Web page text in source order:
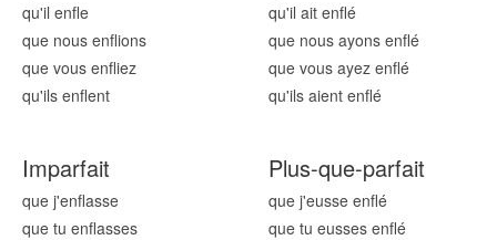
qu'il enfle
que nous enflions
que vous enfliez
qu'ils enflent
qu'il ait enflé
que nous ayons enflé
que vous ayez enflé
qu'ils aient enflé
Imparfait
que j'enflasse
que tu enflasses
Plus-que-parfait
que j'eusse enflé
que tu eusses enflé